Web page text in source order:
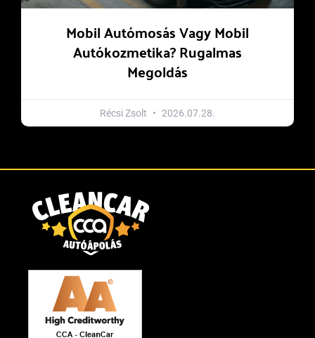
Mobil Autómosás Vagy Mobil
Autókozmetika? Rugalmas
Megoldás
Récsi Zsolt 2026.07.28.